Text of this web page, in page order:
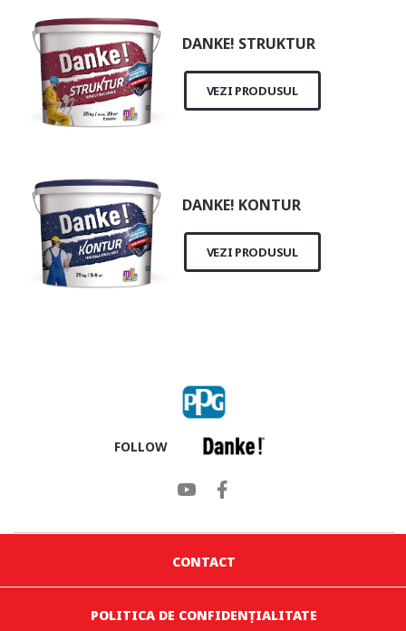
DANKE! STRUKTUR
VEZI PRODUSUL
DANKE! KONTUR
VEZI PRODUSUL
FOLLOW
CONTACT
POLITICA DE CONFIDENȚIALITATE